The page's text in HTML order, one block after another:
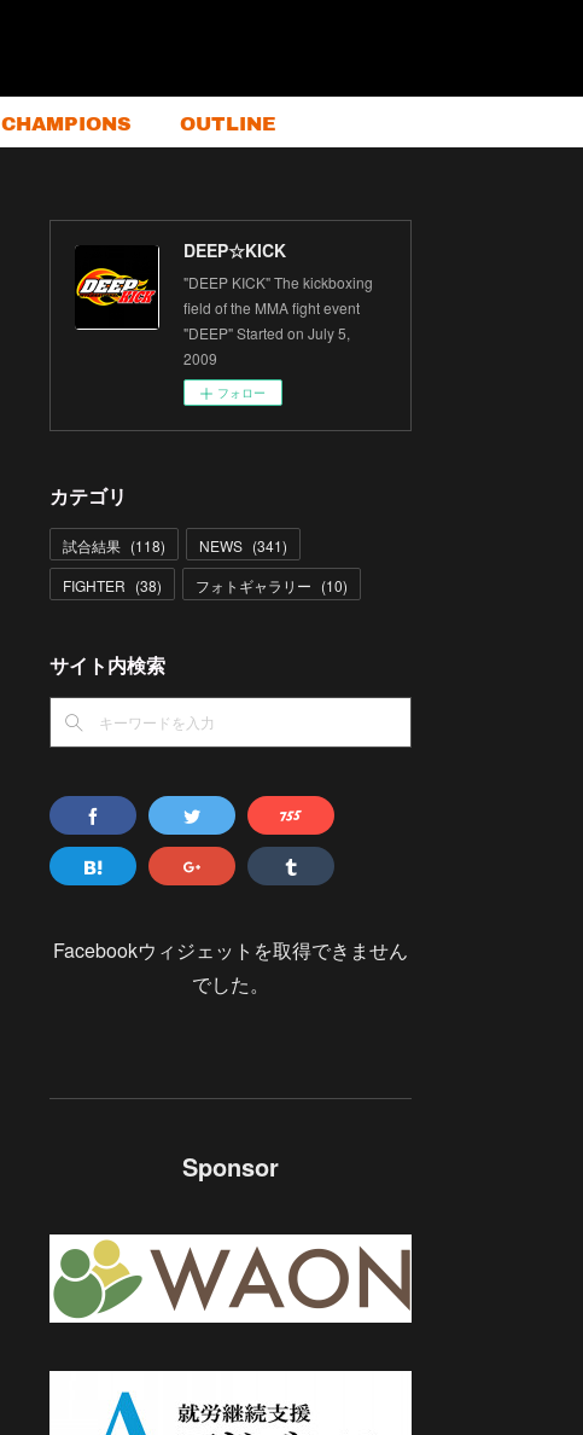
CHAMPIONS OUTLINE
DEEP☆KICK
"DEEP KICK" The kickboxing
field of the MMA fight event
"DEEP" Started on July 5,
2009
フォロー
カテゴリ
試合結果 (118) NEWS (341)
FIGHTER (38) フォトギャラリー (10)
サイト内検索
Facebookウィジェットを取得できません
でした。
Sponsor